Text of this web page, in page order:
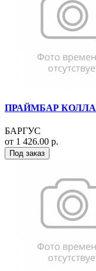
ПРАЙМБАР
БАРГУС
от 1 426.00 р.
Под заказ